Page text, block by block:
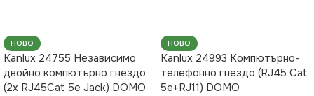
НОВО
Kanlux 24755 Независимо
двойно компютърно гнездо
(2x RJ45Cat 5e Jack) DOMO
НОВО
Kanlux 24993 Компютърно-
телефонно гнездо (RJ45 Cat
5e+RJ11) DOMO